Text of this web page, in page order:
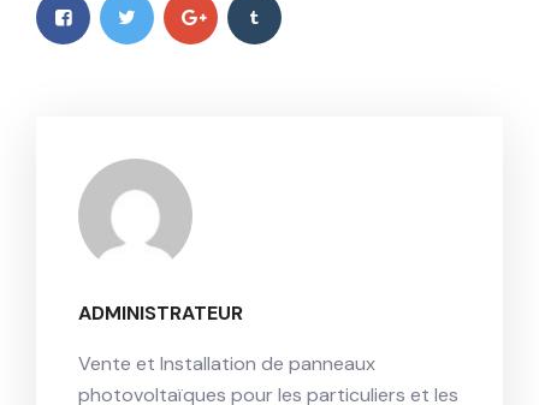
ADMINISTRATEUR
Vente et Installation de panneaux
photovoltaïques pour les particuliers et les